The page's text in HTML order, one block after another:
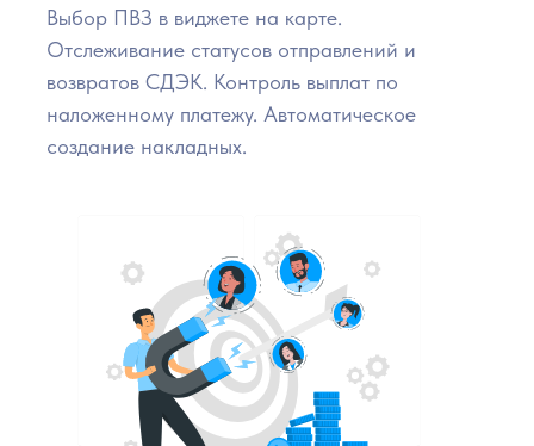
Выбор ПВЗ в виджете на карте.
Отслеживание статусов отправлений и
возвратов СДЭК. Контроль выплат по
наложенному платежу. Автоматическое
создание накладных.